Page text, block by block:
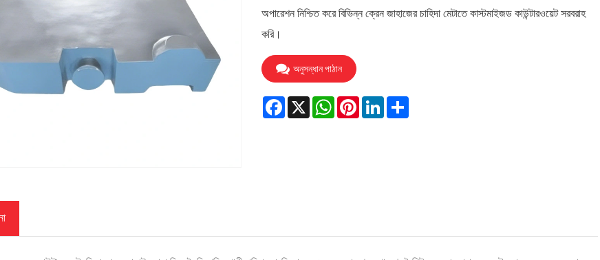
অপারেশন নিশ্চিত করে বিভিন্ন ক্রেন জাহাজের চাহিদা মেটাতে কাস্টমাইজড কাউন্টারওয়েট সরবরাহ
করি।
অনুসন্ধান পাঠান
Facebook
X WhatsApp
PinterestLinkedInShare